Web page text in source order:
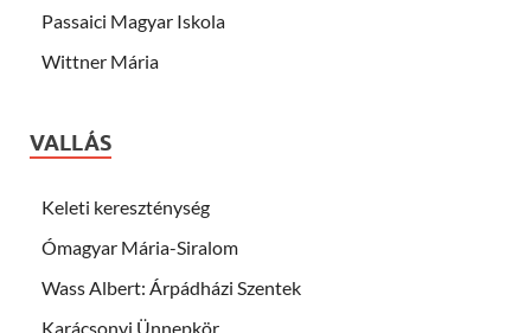
Passaici Magyar Iskola
Wittner Mária
VALLÁS
Keleti kereszténység
Ómagyar Mária-Siralom
Wass Albert: Árpádházi Szentek
Karácsonyi Ünnepkör